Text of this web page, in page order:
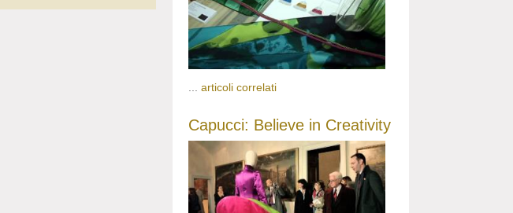
... articoli correlati
Capucci: Believe in Creativity